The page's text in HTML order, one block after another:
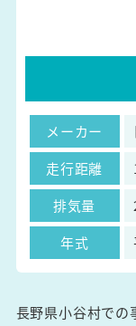
メーカー
走行距離
排気量
年式
長野県小谷村での